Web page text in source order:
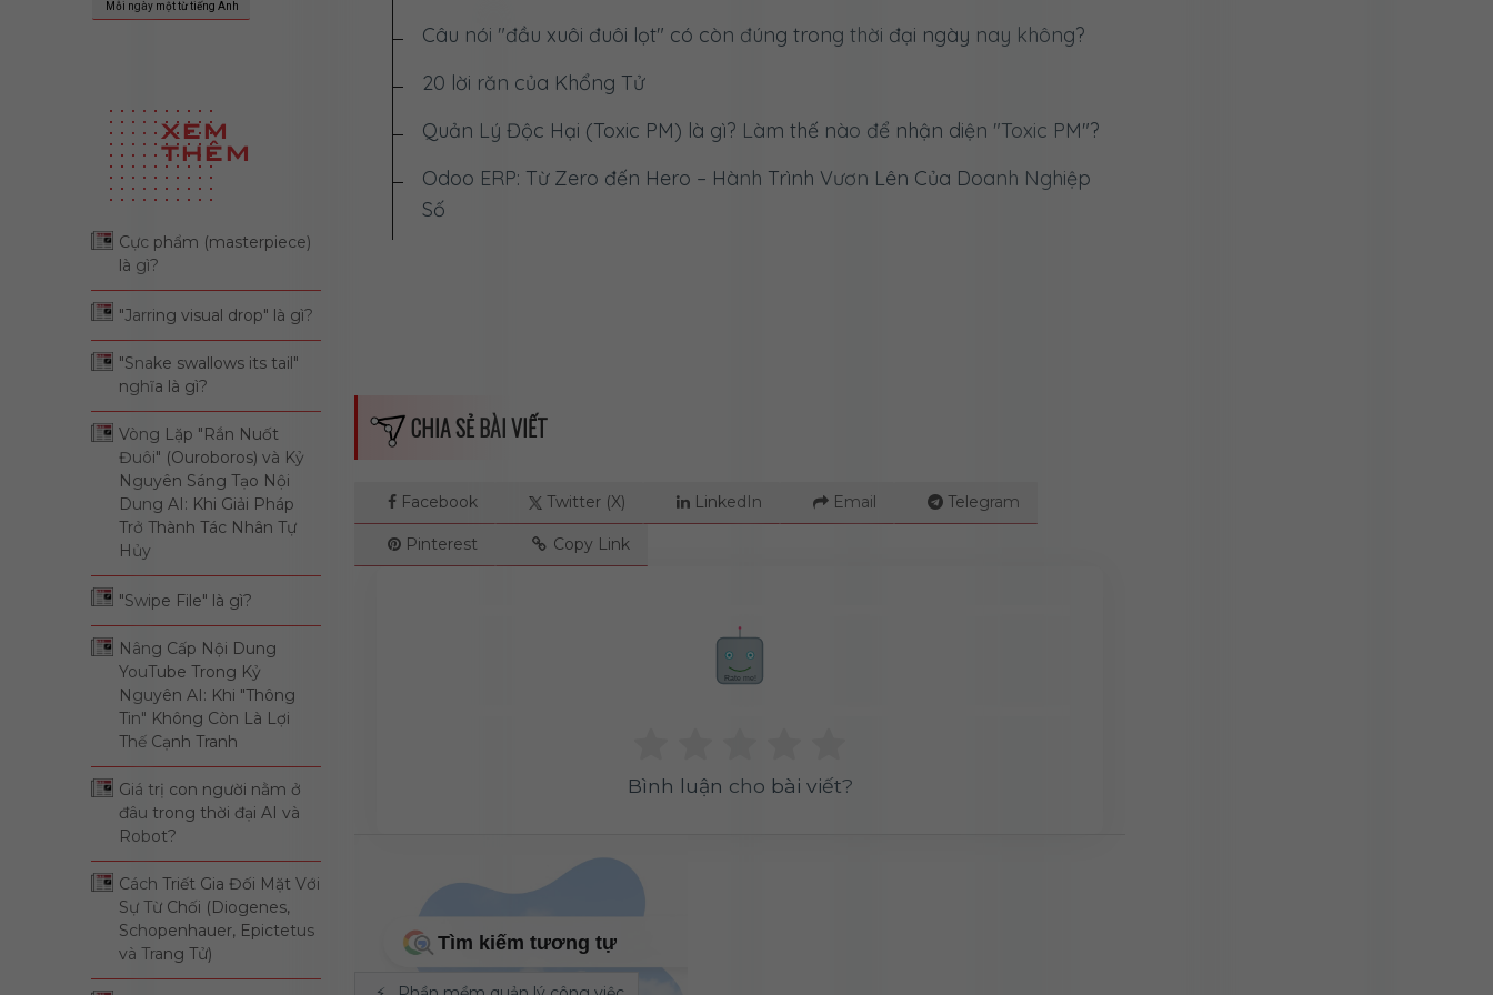
Mỗi ngày một từ tiếng Anh
XEM
THÊM
Cực phẩm (masterpiece)
là gì?
"Jarring visual drop" là gì?
"Snake swallows its tail"
nghĩa là gì?
Vòng Lặp "Rắn Nuốt
Đuôi" (Ouroboros) và Kỷ
Nguyên Sáng Tạo Nội
Dung AI: Khi Giải Pháp
Trở Thành Tác Nhân Tự
Hủy
"Swipe File" là gì?
Nâng Cấp Nội Dung
YouTube Trong Kỷ
Nguyên AI: Khi "Thông
Tin" Không Còn Là Lợi
Thế Cạnh Tranh
Giá trị con người nằm ở
đâu trong thời đại AI và
Robot?
Cách Triết Gia Đối Mặt Với
Sự Từ Chối (Diogenes,
Schopenhauer, Epictetus
và Trang Tử)
Câu nói "đầu xuôi đuôi lọt" có còn đúng trong thời đại ngày nay không?
20 lời răn của Khổng Tử
Quản Lý Độc Hại (Toxic PM) là gì? Làm thế nào để nhận diện "Toxic PM"?
Odoo ERP: Từ Zero đến Hero – Hành Trình Vươn Lên Của Doanh Nghiệp
Số
Chiến lược Go-To-Market (GTM) nhanh hơn: Ra thị trường sớm để thắng
cuộc
14 Loại Quyền Lực Trong Quản Lý Dự Án
Notion và Nền kinh tế Template: Từ Cơn sốt "Làm giàu nhanh" đến Giá trị
CHIA SẺ BÀI VIẾT
Facebook Twitter (X) LinkedIn Email Telegram
Pinterest Copy Link
Rate me!
Bình luận cho bài viết?
Tìm kiếm tương tự